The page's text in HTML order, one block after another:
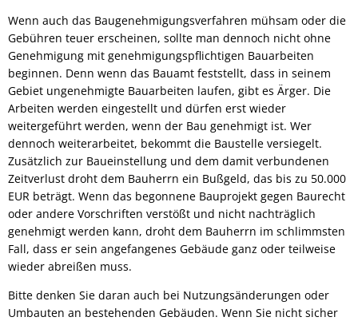
Wenn auch das Baugenehmigungsverfahren mühsam oder die
Gebühren teuer erscheinen, sollte man dennoch nicht ohne
Genehmigung mit genehmigungspflichtigen Bauarbeiten
beginnen. Denn wenn das Bauamt feststellt, dass in seinem
Gebiet ungenehmigte Bauarbeiten laufen, gibt es Ärger. Die
Arbeiten werden eingestellt und dürfen erst wieder
weitergeführt werden, wenn der Bau genehmigt ist. Wer
dennoch weiterarbeitet, bekommt die Baustelle versiegelt.
Zusätzlich zur Baueinstellung und dem damit verbundenen
Zeitverlust droht dem Bauherrn ein Bußgeld, das bis zu 50.000
EUR beträgt. Wenn das begonnene Bauprojekt gegen Baurecht
oder andere Vorschriften verstößt und nicht nachträglich
genehmigt werden kann, droht dem Bauherrn im schlimmsten
Fall, dass er sein angefangenes Gebäude ganz oder teilweise
wieder abreißen muss.
Bitte denken Sie daran auch bei Nutzungsänderungen oder
Umbauten an bestehenden Gebäuden. Wenn Sie nicht sicher